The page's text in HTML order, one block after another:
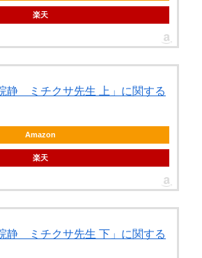
楽天
静 ミチクサ先生 上」に関する
Amazon
楽天
静 ミチクサ先生 下」に関する